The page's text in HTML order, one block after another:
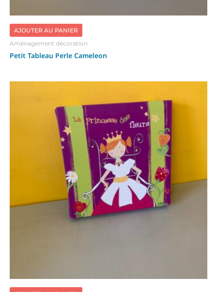
AJOUTER AU PANIER
Aménagement décoration
Petit Tableau Perle Cameleon